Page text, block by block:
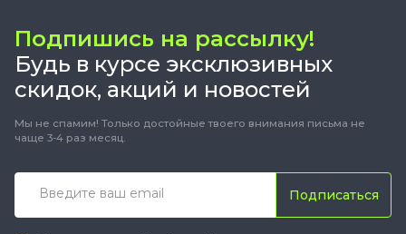
Подпишись на рассылку!
Будь в курсе эксклюзивных
скидок, акций и новостей
Мы не спамим! Только достойные твоего внимания письма не
чаще 3-4 раз месяц.
Подписаться